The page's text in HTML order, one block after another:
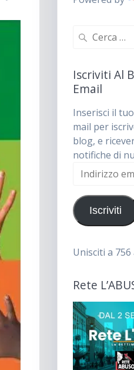
Ricerca
Iscriviti Al
Email
Inserisci il
mail per
blog, e
notifiche di
Indirizzo
Iscriviti
Unisciti a
Rete